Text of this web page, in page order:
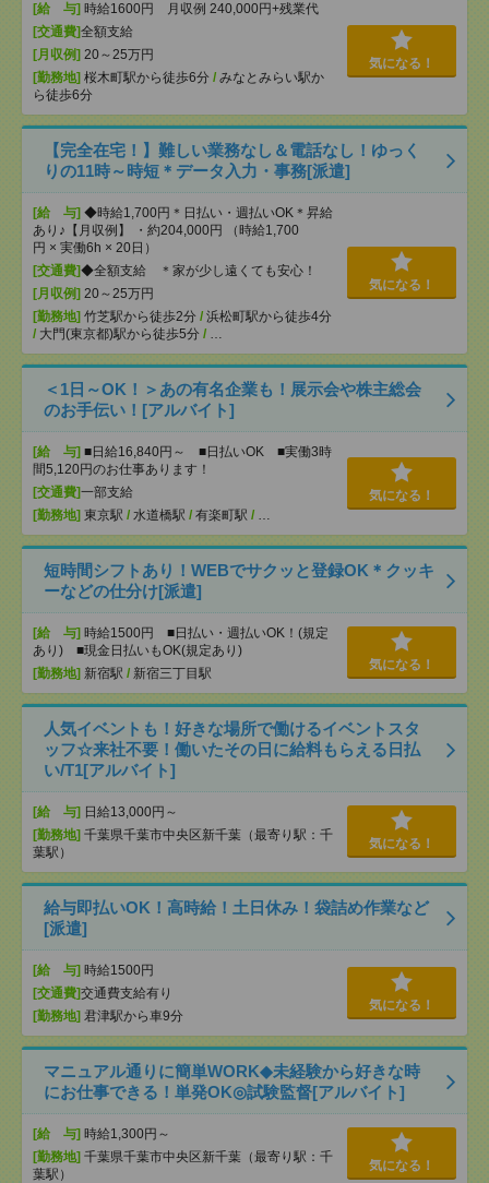
[給 与] 時給1600円 月収例 240,000円+残業代
[交通費]全額支給
[月収例] 20～25万円
[勤務地] 桜木町駅から徒歩6分 / みなとみらい駅か
ら徒歩6分
気になる！
【完全在宅！】難しい業務なし＆電話なし！ゆっく
りの11時～時短＊データ入力・事務[派遣]
[給 与] ◆時給1,700円＊日払い・週払いOK＊昇給
あり♪【月収例】 ・約204,000円 （時給1,700
円 × 実働6h × 20日）
[交通費]◆全額支給 ＊家が少し遠くても安心！
[月収例] 20～25万円
[勤務地] 竹芝駅から徒歩2分 / 浜松町駅から徒歩4分
/ 大門(東京都)駅から徒歩5分 / …
気になる！
＜1日～OK！＞あの有名企業も！展示会や株主総会
のお手伝い！[アルバイト]
[給 与] ■日給16,840円～ ■日払いOK ■実働3時
間5,120円のお仕事あります！
[交通費]一部支給
[勤務地] 東京駅 / 水道橋駅 / 有楽町駅 / …
気になる！
短時間シフトあり！WEBでサクッと登録OK＊クッキ
ーなどの仕分け[派遣]
[給 与] 時給1500円 ■日払い・週払いOK！(規定
あり) ■現金日払いもOK(規定あり)
[勤務地] 新宿駅 / 新宿三丁目駅
気になる！
人気イベントも！好きな場所で働けるイベントスタ
ッフ☆来社不要！働いたその日に給料もらえる日払
い/T1[アルバイト]
[給 与] 日給13,000円～
[勤務地] 千葉県千葉市中央区新千葉（最寄り駅：千
葉駅）
気になる！
給与即払いOK！高時給！土日休み！袋詰め作業など
[派遣]
[給 与] 時給1500円
[交通費]交通費支給有り
[勤務地] 君津駅から車9分
気になる！
マニュアル通りに簡単WORK◆未経験から好きな時
にお仕事できる！単発OK◎試験監督[アルバイト]
[給 与] 時給1,300円～
[勤務地] 千葉県千葉市中央区新千葉（最寄り駅：千
葉駅）
気になる！